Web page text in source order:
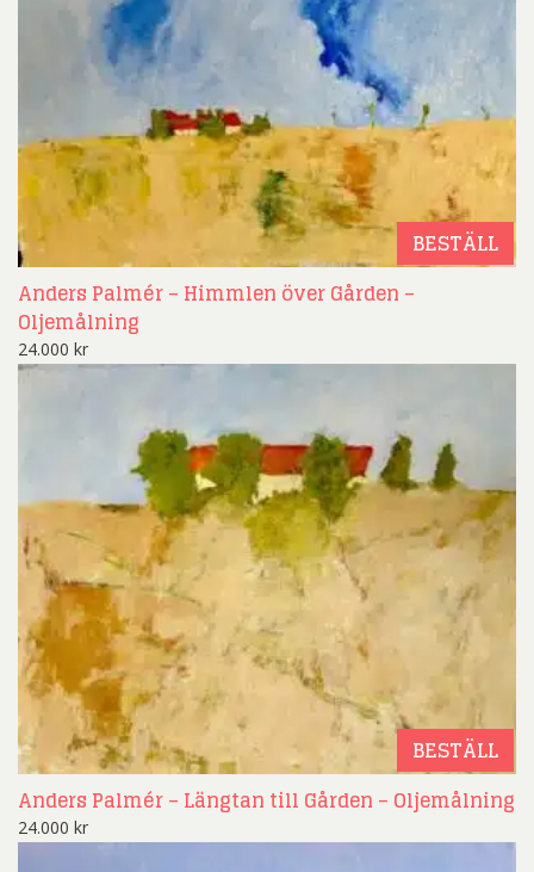
BESTÄLL
Anders Palmér – Himmlen över Gården –
Oljemålning
24.000 kr
BESTÄLL
Anders Palmér – Längtan till Gården – Oljemålning
24.000 kr